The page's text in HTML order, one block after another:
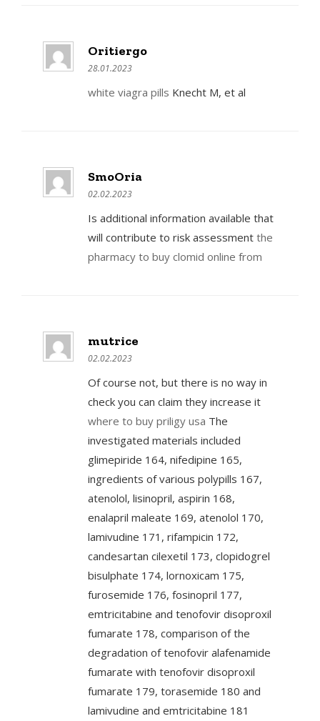
Oritiergo
28.01.2023
white viagra pills Knecht M, et al
SmoOria
02.02.2023
Is additional information available that
will contribute to risk assessment the
pharmacy to buy clomid online from
mutrice
02.02.2023
Of course not, but there is no way in
check you can claim they increase it
where to buy priligy usa The
investigated materials included
glimepiride 164, nifedipine 165,
ingredients of various polypills 167,
atenolol, lisinopril, aspirin 168,
enalapril maleate 169, atenolol 170,
lamivudine 171, rifampicin 172,
candesartan cilexetil 173, clopidogrel
bisulphate 174, lornoxicam 175,
furosemide 176, fosinopril 177,
emtricitabine and tenofovir disoproxil
fumarate 178, comparison of the
degradation of tenofovir alafenamide
fumarate with tenofovir disoproxil
fumarate 179, torasemide 180 and
lamivudine and emtricitabine 181